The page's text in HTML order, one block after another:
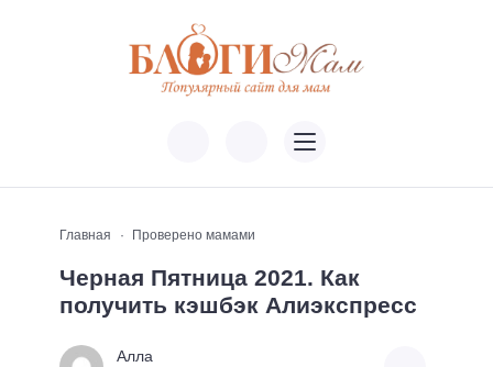
Главная Проверено мамами
Черная Пятница 2021. Как
получить кэшбэк Алиэкспресс
Алла